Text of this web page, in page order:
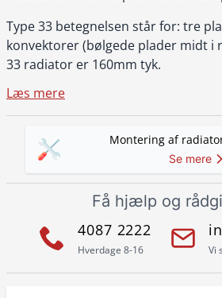
Type 33 betegnelsen står for: tre
konvektorer (bølgede plader midt i
33 radiator er 160mm tyk.
Læs mere
Montering af
Se mere
Få hjælp og
4087 2222
Hverdage 8-16 Vi